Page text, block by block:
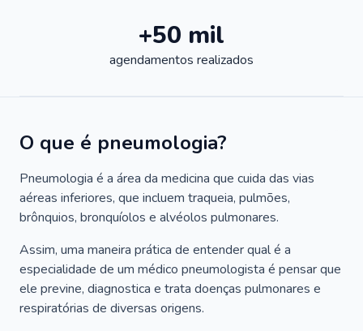
+50 mil
agendamentos realizados
O que é pneumologia?
Pneumologia é a área da medicina que cuida das vias
aéreas inferiores, que incluem traqueia, pulmões,
brônquios, bronquíolos e alvéolos pulmonares.
Assim, uma maneira prática de entender qual é a
especialidade de um médico pneumologista é pensar que
ele previne, diagnostica e trata doenças pulmonares e
respiratórias de diversas origens.